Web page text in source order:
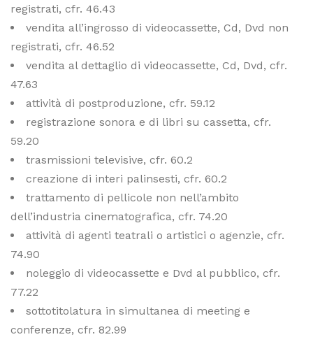
registrati, cfr. 46.43
vendita all’ingrosso di videocassette, Cd, Dvd non
registrati, cfr. 46.52
vendita al dettaglio di videocassette, Cd, Dvd, cfr.
47.63
attività di postproduzione, cfr. 59.12
registrazione sonora e di libri su cassetta, cfr.
59.20
trasmissioni televisive, cfr. 60.2
creazione di interi palinsesti, cfr. 60.2
trattamento di pellicole non nell’ambito
dell’industria cinematografica, cfr. 74.20
attività di agenti teatrali o artistici o agenzie, cfr.
74.90
noleggio di videocassette e Dvd al pubblico, cfr.
77.22
sottotitolatura in simultanea di meeting e
conferenze, cfr. 82.99